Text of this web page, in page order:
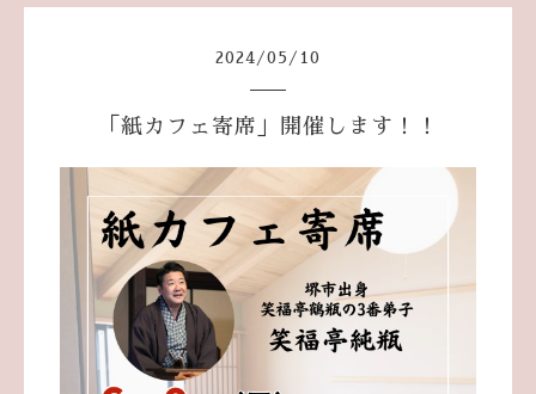
2024 /05 / 10
「紙カフェ寄席」開催します！！